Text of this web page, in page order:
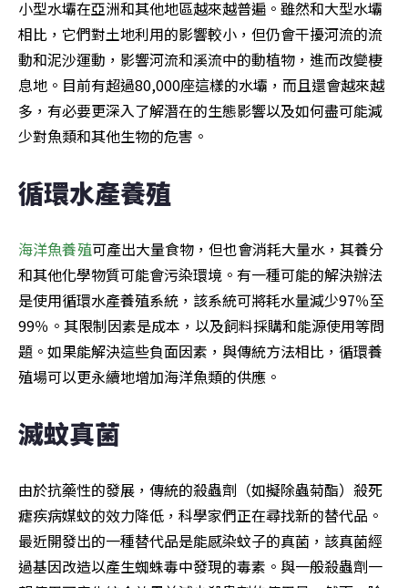
小型水壩在亞洲和其他地區越來越普遍。雖然和大型水壩
相比，它們對土地利用的影響較小，但仍會干擾河流的流
動和泥沙運動，影響河流和溪流中的動植物，進而改變棲
息地。目前有超過80,000座這樣的水壩，而且還會越來越
多，有必要更深入了解潛在的生態影響以及如何盡可能減
少對魚類和其他生物的危害。
循環水產養殖
海洋魚養殖可產出大量食物，但也會消耗大量水，其養分
和其他化學物質可能會污染環境。有一種可能的解決辦法
是使用循環水產養殖系統，該系統可將耗水量減少97％至
99％。其限制因素是成本，以及飼料採購和能源使用等問
題。如果能解決這些負面因素，與傳統方法相比，循環養
殖場可以更永續地增加海洋魚類的供應。
滅蚊真菌
由於抗藥性的發展，傳統的殺蟲劑（如擬除蟲菊酯）殺死
瘧疾病媒蚊的效力降低，科學家們正在尋找新的替代品。
最近開發出的一種替代品是能感染蚊子的真菌，該真菌經
過基因改造以產生蜘蛛毒中發現的毒素。與一般殺蟲劑一